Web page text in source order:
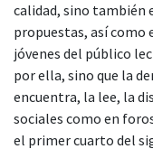
calidad, sino también
propuestas, así como
jóvenes del público
por ella, sino que la
encuentra, la lee, la
sociales como en
el primer cuarto del